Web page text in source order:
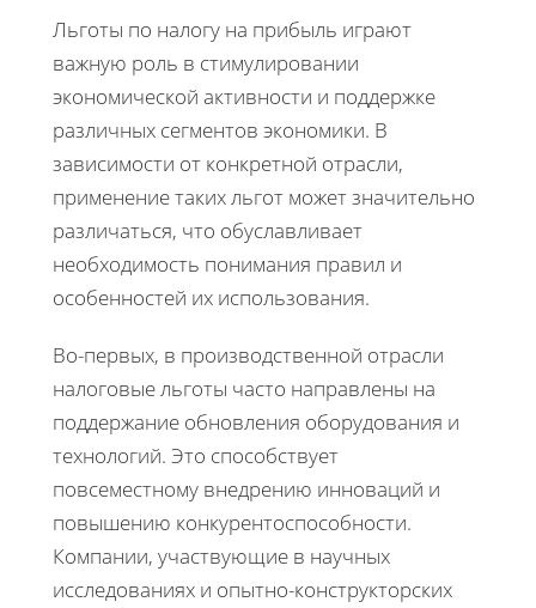
Льготы по налогу на прибыль играют
важную роль в стимулировании
экономической активности и поддержке
различных сегментов экономики. В
зависимости от конкретной отрасли,
применение таких льгот может значительно
различаться, что обуславливает
необходимость понимания правил и
особенностей их использования.
Во-первых, в производственной отрасли
налоговые льготы часто направлены на
поддержание обновления оборудования и
технологий. Это способствует
повсеместному внедрению инноваций и
повышению конкурентоспособности.
Компании, участвующие в научных
исследованиях и опытно-конструкторских